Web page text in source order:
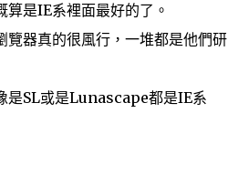
算是IE系裡面最好的了。
覽器真的很風行，一堆都是他們研
是SL或是Lunascape都是IE系